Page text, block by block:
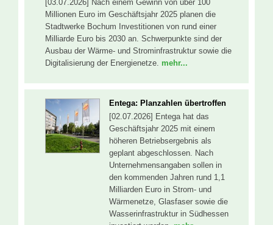
[03.07.2026] Nach einem Gewinn von über 100
Millionen Euro im Geschäftsjahr 2025 planen die
Stadtwerke Bochum Investitionen von rund einer
Milliarde Euro bis 2030 an. Schwerpunkte sind der
Ausbau der Wärme- und Strominfrastruktur sowie die
Digitalisierung der Energienetze. mehr...
Entega: Planzahlen übertroffen
[02.07.2026] Entega hat das
Geschäftsjahr 2025 mit einem
höheren Betriebsergebnis als
geplant abgeschlossen. Nach
Unternehmensangaben sollen in
den kommenden Jahren rund 1,1
Milliarden Euro in Strom- und
Wärmenetze, Glasfaser sowie die
Wasserinfrastruktur in Südhessen